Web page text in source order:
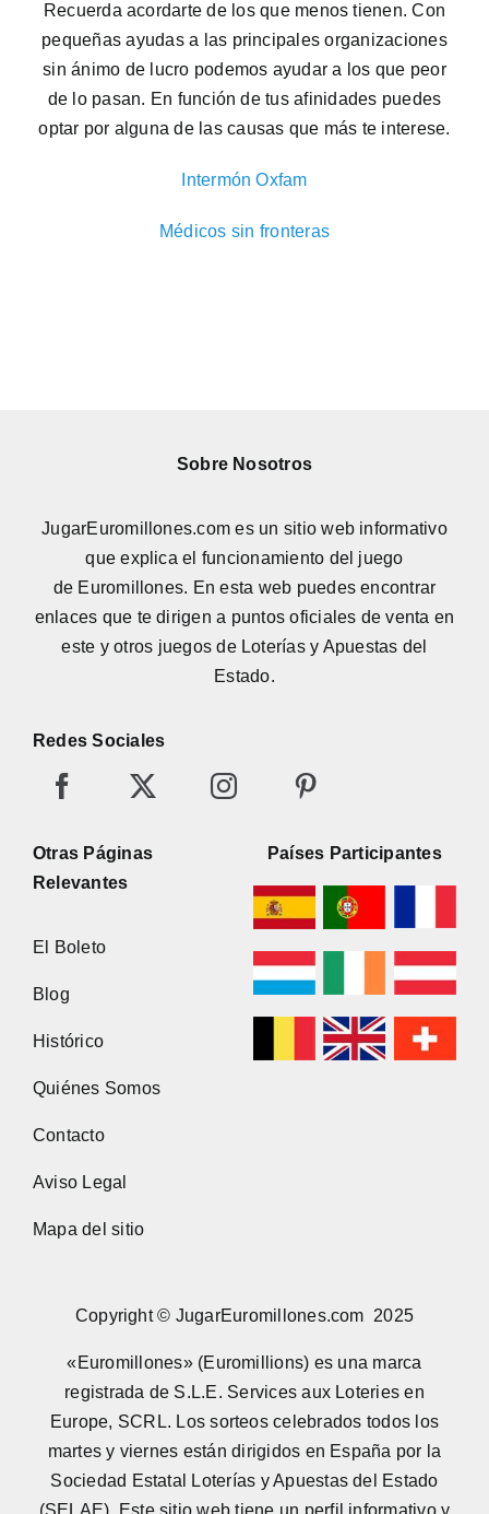
Recuerda acordarte de los que menos tienen. Con
pequeñas ayudas a las principales organizaciones
sin ánimo de lucro podemos ayudar a los que peor
de lo pasan. En función de tus afinidades puedes
optar por alguna de las causas que más te interese.
Intermón Oxfam
Médicos sin fronteras
Sobre Nosotros
JugarEuromillones.com es un sitio web informativo
que explica el funcionamiento del juego
de Euromillones. En esta web puedes encontrar
enlaces que te dirigen a puntos oficiales de venta en
este y otros juegos de Loterías y Apuestas del
Estado.
Redes Sociales
Otras Páginas
Relevantes
El Boleto
Blog
Histórico
Quiénes Somos
Contacto
Aviso Legal
Mapa del sitio
Países Participantes
Copyright © JugarEuromillones.com 2025
«Euromillones» (Euromillions) es una marca
registrada de S.L.E. Services aux Loteries en
Europe, SCRL. Los sorteos celebrados todos los
martes y viernes están dirigidos en España por la
Sociedad Estatal Loterías y Apuestas del Estado
(SELAE). Este sitio web tiene un perfil informativo y